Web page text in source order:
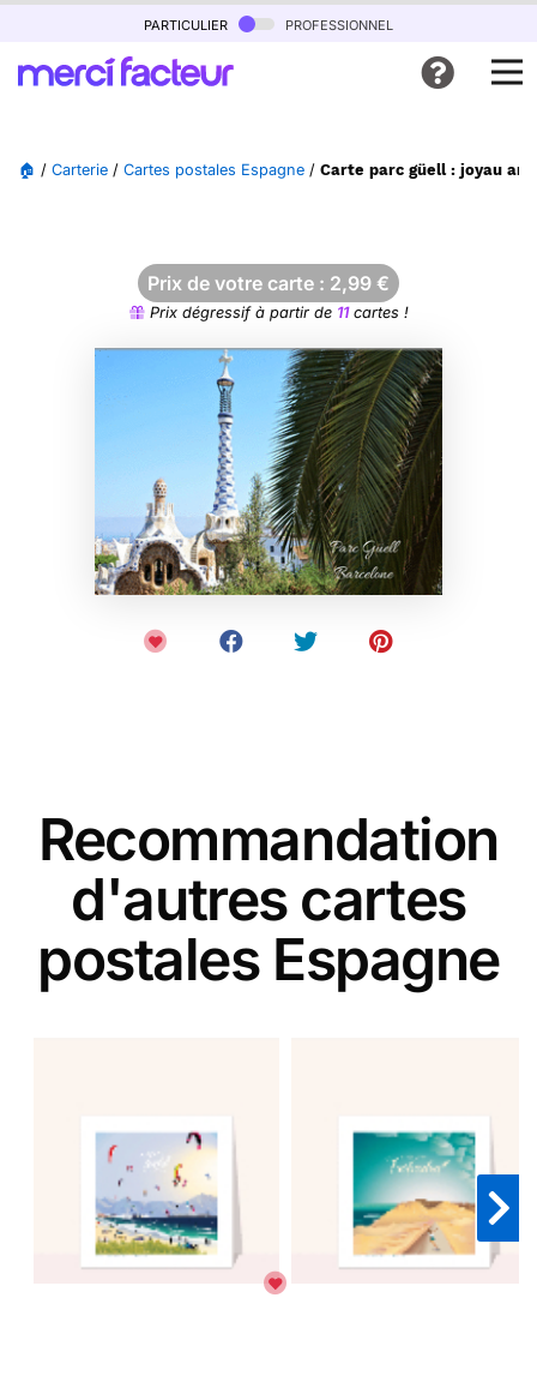
particulier professionnel
🏠 / Carterie / Cartes postales Espagne / Carte parc güell : joyau
Prix de votre carte : 2,99 €
Prix dégressif à partir de 11cartes !
Recommandation
d'autres cartes
postales Espagne